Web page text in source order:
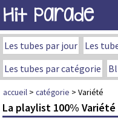
Hit Parade
Les tubes par jour Les
Les tubes par catégorie
accueil > catégorie > Variété
La playlist 100% Variété